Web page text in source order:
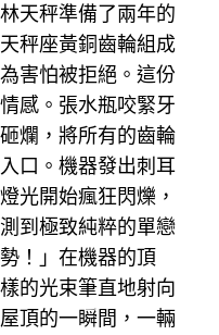
天秤準備了兩年的
秤座黃銅齒輪組成
害怕被拒絕。這份
感。張水瓶咬緊牙
爛，將所有的齒輪
口。機器發出刺耳
光開始瘋狂閃爍，
到極致純粹的單戀
！」在機器的頂
的光束筆直地射向
頂的一瞬間，一輛